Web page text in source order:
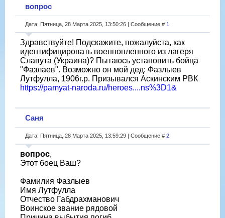
вопрос
Дата: Пятница, 28 Марта 2025, 13:50:26 | Сообщение # 1
Здравствуйте! Подскажите, пожалуйста, как
идентифицировать военнопленного из лагеря
Славута (Украина)? Пытаюсь установить бойца
"Фазлаев". Возможно он мой дед: Фазлыев
Лутфулла, 1906г.р. Призывался Аскинским РВК
https://pamyat-naroda.ru/heroes....ns%3D1&
Саня
Дата: Пятница, 28 Марта 2025, 13:59:29 | Сообщение # 2
вопрос,
Этот боец Ваш?
Фамилия Фазлыев
Имя Лутфулла
Отчество Габдрахманович
Воинское звание рядовой